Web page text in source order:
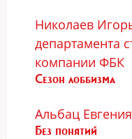
Николаев
департамента
компании ФБК
Сезон лоббизма
Альбац Евгения
Без понятий